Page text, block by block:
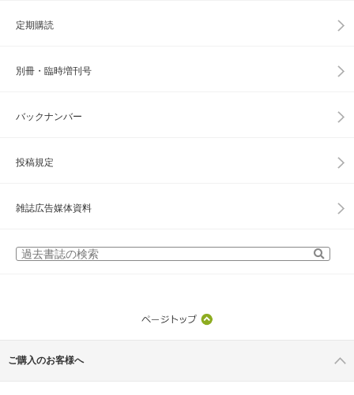
定期購読
別冊・臨時増刊号
バックナンバー
投稿規定
雑誌広告媒体資料
ご購入のお客様へ